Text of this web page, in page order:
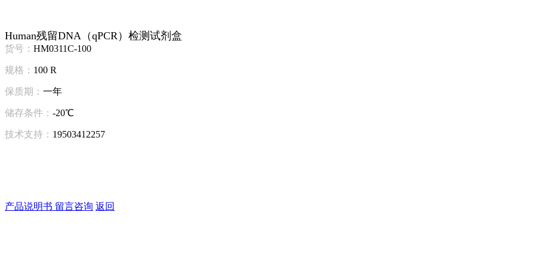
Human残留DNA（qPCR）检测试剂盒
货号： HM0311C-100
规格： 100 R
保质期： 一年
储存条件： -20℃
技术支持： 19503412257
产品说明书 留言咨询 返回